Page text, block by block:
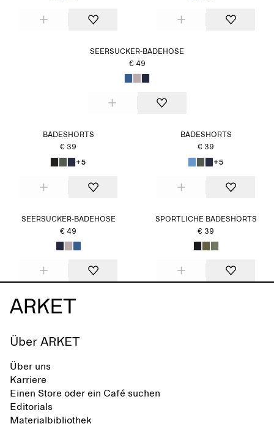
SEERSUCKER-BADEHOSE
€ 49
BADESHORTS
€ 39
+5
BADESHORTS
€ 39
+5
SEERSUCKER-BADEHOSE
€ 49
SPORTLICHE BADESHORTS
€ 39
Über ARKET
Über uns
Karriere
Einen Store oder ein Café suchen
Editorials
Materialbibliothek